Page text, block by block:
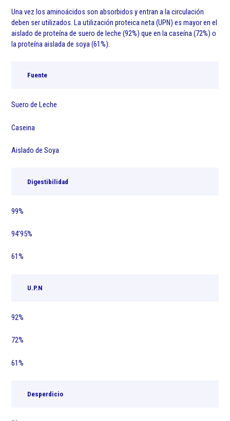
Una vez los aminoácidos son absorbidos y entran a la circulación
deben ser utilizados. La utilización proteica neta (UPN) es mayor en el
aislado de proteína de suero de leche (92%) que en la caseína (72%) o
la proteína aislada de soya (61%).
Fuente
Suero de Leche
Caseina
Aislado de Soya
Digestibilidad
99%
94’95%
61%
U.P.N
92%
72%
61%
Desperdicio